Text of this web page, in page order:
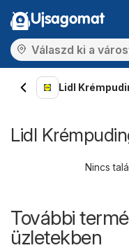
Ujsagomat
Lidl
Lidl
Nincs
További
üzletekben